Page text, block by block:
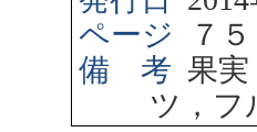
ページ
７５
備 考 果実
ツ，フ